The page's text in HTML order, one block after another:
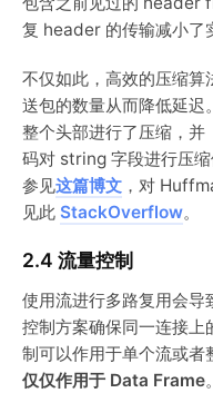
复 header 的传输减小了
不仅如此，高效的压缩
送包的数量从而降低延
整个头部进行了压缩，并
码对 string 字段进行压
参见这篇博文 ，对
见此 StackOverflow。
2.4 流量控制
使用流进行多路复用会
控制方案确保同一连接
制可以作用于单个流或
仅仅作用于 Data Frame。